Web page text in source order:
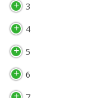
3
4
5
6